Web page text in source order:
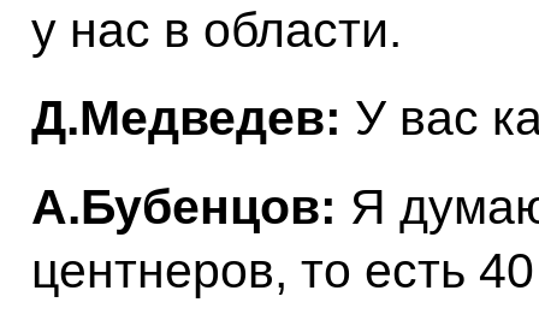
у нас в области.
Д.Медведев: У вас
А.Бубенцов: Я
центнеров, то есть